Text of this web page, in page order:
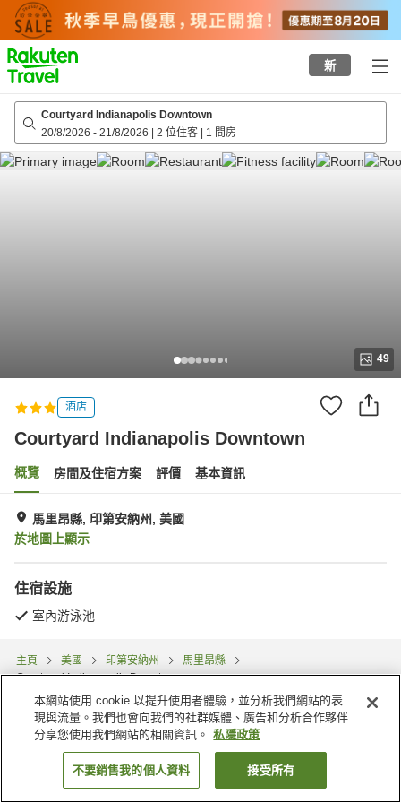
to
top
page
新
Courtyard Indianapolis Downtown
20/8/2026 - 21/8/2026 | 2 位住客 | 1 間房
49
酒店
Courtyard Indianapolis Downtown
概覽 房間及住宿方案 評價 基本資訊
馬里昂縣, 印第安納州, 美國
於地圖上顯示
住宿設施
室內游泳池
主頁 美國 印第安納州
馬里昂縣
Courtyard Indianapolis Downtown
找客房
本網站使用 cookie 以提升使用者體驗，並分析我們網站的表
現與流量。我們也會向我們的社群媒體、廣告和分析合作夥伴
分享您使用我們網站的相關資訊。
私隱政策
不要銷售我的個人資料 接受所有